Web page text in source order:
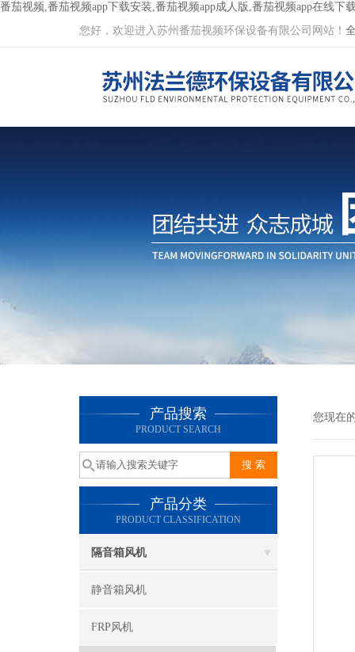
番茄视频,番茄视频app下载安装,番茄视频app成人版,番茄视频app在线下
您好，欢迎进入苏州番茄视频环保设备有限公司网站！
产品搜索
PRODUCT SEARCH
产品分类
PRODUCT CLASSIFICATION
隔音箱风机
静音箱风机
FRP风机
您现在的